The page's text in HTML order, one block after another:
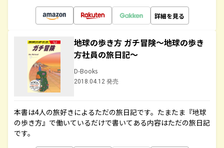
詳細を見る
地球の歩き方 ガチ冒険～地球の歩き
方社員の旅日記～
D-Books
2018.04.12 発売
本書は4人の旅好きによるただの旅日記です。たまたま『地球
の歩き方』で働いているだけで書いてある内容はただの旅日記
です。